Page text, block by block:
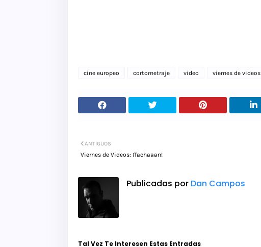
cine europeo cortometraje video viernes de videos
ANTIGUOS
Viernes de Videos: ¡Tachaaan!
Publicadas por Dan Campos
Tal Vez Te Interesen Estas Entradas